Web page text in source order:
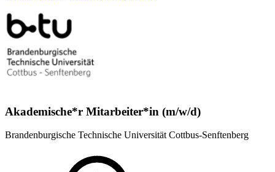
Akademische*r Mitarbeiter*in (m/w/d)
Brandenburgische Technische Universität Cottbus-Senftenberg